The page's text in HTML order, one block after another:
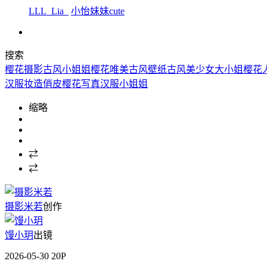
LLL_Lia_ 小怡妹妹cute
搜索
樱花摄影古风小姐姐樱花唯美古风壁纸古风美少女大小姐樱花
汉服妆造俏皮樱花写真汉服小姐姐
缩略
⇄
⇄
摄影米若创作
馒小玥出镜
2026-05-30 20P